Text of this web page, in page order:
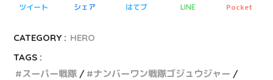
ツイート シェア はてブ LINE Pocket
CATEGORY : HERO
TAGS :
スーパー戦隊
ナンバーワン戦隊ゴジュウジャー